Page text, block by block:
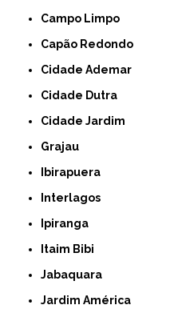
Campo Limpo
Capão Redondo
Cidade Ademar
Cidade Dutra
Cidade Jardim
Grajau
Ibirapuera
Interlagos
Ipiranga
Itaim Bibi
Jabaquara
Jardim América